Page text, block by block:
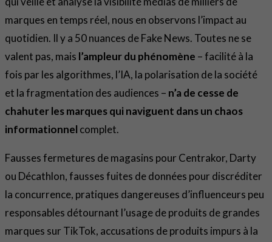
marques en temps réel, nous en observons l’impact au
quotidien. Il y a 50 nuances de Fake News. Toutes ne se
valent pas, mais l’ampleur du phénomène – facilité à la
fois par les algorithmes, l’IA, la polarisation de la société
et la fragmentation des audiences – n’a de cesse de
chahuter les marques qui naviguent dans un chaos
informationnel complet.
Fausses fermetures de magasins pour Centrakor, Darty
ou Décathlon, fausses fuites de données pour discréditer
la concurrence, pratiques dangereuses d’influenceurs peu
responsables détournant l’usage de produits de grandes
marques sur TikTok, accusations de produits impurs à la